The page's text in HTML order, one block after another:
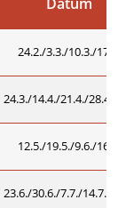
24.2./3.3./10.3./17.3.
24.3./14.4./21.4./28.4./
12.5./19.5./9.6./16.6.
23.6./30.6./7.7./14.7./